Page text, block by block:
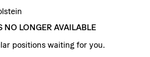
NO LONGER AVAILABLE
positions waiting for you.